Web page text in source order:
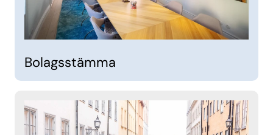
Bolagsstämma